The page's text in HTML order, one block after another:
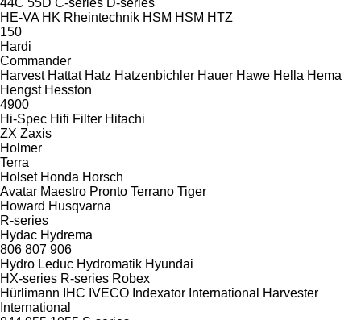
HE-VA HK Rheintechnik HSM HSM HTZ
150
Hardi
Commander
Harvest Hattat Hatz Hatzenbichler Hauer Hawe Hella Hema
Hengst Hesston
4900
Hi-Spec Hifi Filter Hitachi
ZX Zaxis
Holmer
Terra
Holset Honda Horsch
Avatar Maestro Pronto Terrano Tiger
Howard Husqvarna
R-series
Hydac Hydrema
806 807 906
Hydro Leduc Hydromatik Hyundai
HX-series R-series Robex
Hürlimann
IHC IVECO Indexator International Harvester
International